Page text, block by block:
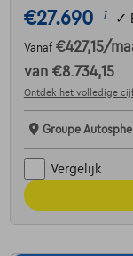
€27.690 1 ✓
Vanaf €427,15/
van €8.734,15
Ontdek het volledige
Groupe
Vergelijk